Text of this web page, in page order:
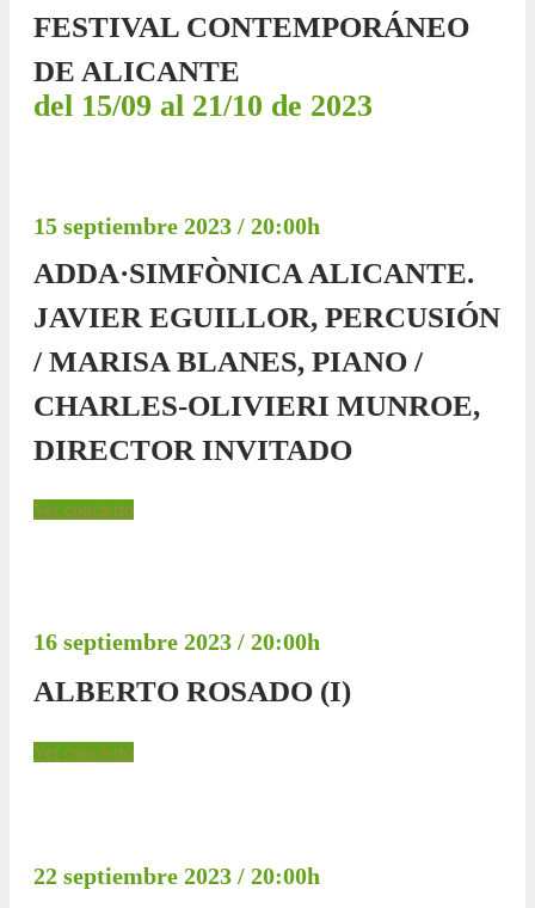
FESTIVAL CONTEMPORÁNEO
DE ALICANTE
del 15/09 al 21/10 de 2023
15 septiembre 2023 / 20:00h
ADDA·SIMFÒNICA ALICANTE.
JAVIER EGUILLOR, PERCUSIÓN
/ MARISA BLANES, PIANO /
CHARLES-OLIVIERI MUNROE,
DIRECTOR INVITADO
Ver concierto
16 septiembre 2023 / 20:00h
ALBERTO ROSADO (I)
Ver concierto
22 septiembre 2023 / 20:00h